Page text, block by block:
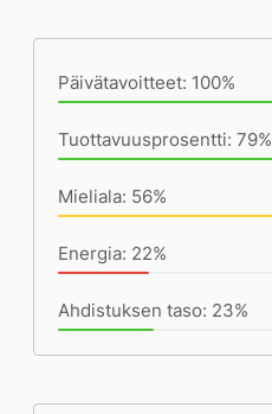
Päivätavoitteet: 100%
Tuottavuusprosentti: 79%
Mieliala: 56%
Energia: 22%
Ahdistuksen taso: 23%